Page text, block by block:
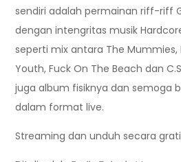
sendiri adalah permainan riff-riff
dengan intengritas musik
seperti mix antara The Mummies,
Youth, Fuck On The Beach dan
juga album fisiknya dan semoga
dalam format live.
Streaming dan unduh secara